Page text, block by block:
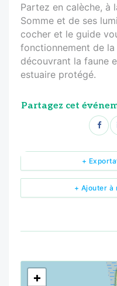
Partez en calèche, à
Somme et de ses
cocher et le guide
fonctionnement de la
découvrant la faune
estuaire protégé.
Partagez cet
+ Ajouter à
+
<!---->
+